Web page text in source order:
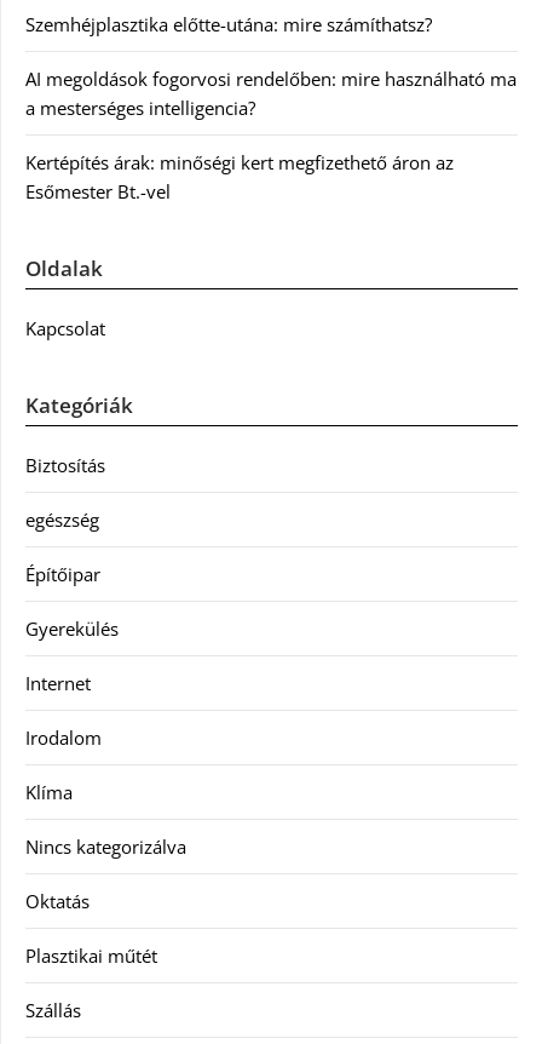
Szemhéjplasztika előtte-utána: mire számíthatsz?
AI megoldások fogorvosi rendelőben: mire használható ma
a mesterséges intelligencia?
Kertépítés árak: minőségi kert megfizethető áron az
Esőmester Bt.-vel
Oldalak
Kapcsolat
Kategóriák
Biztosítás
egészség
Építőipar
Gyerekülés
Internet
Irodalom
Klíma
Nincs kategorizálva
Oktatás
Plasztikai műtét
Szállás